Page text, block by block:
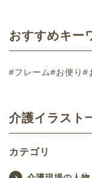
おすすめキー
#フレーム#お便り#
介護イラスト
カテゴリ